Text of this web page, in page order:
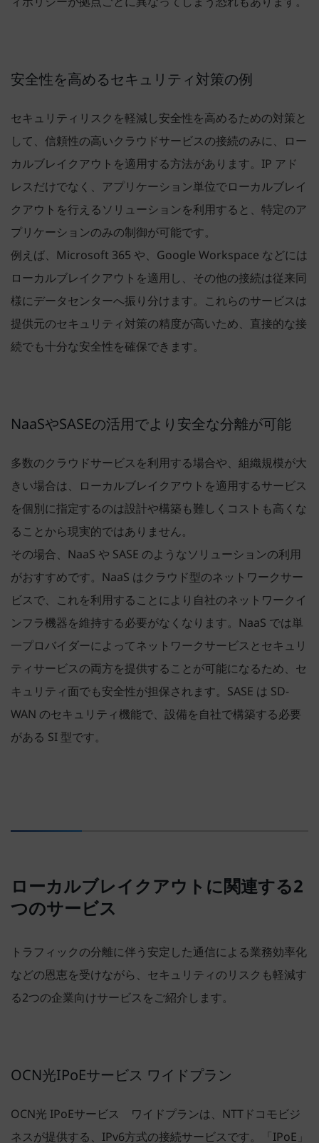
安全性を高めるセキュリティ対策の例
セキュリティリスクを軽減し安全性を高めるための対策と
して、信頼性の高いクラウドサービスの接続のみに、ロー
カルブレイクアウトを適用する方法があります。IP アド
レスだけでなく、アプリケーション単位でローカルブレイ
クアウトを行えるソリューションを利用すると、特定のア
プリケーションのみの制御が可能です。
例えば、Microsoft 365 や、Google Workspace などには
ローカルブレイクアウトを適用し、その他の接続は従来同
様にデータセンターへ振り分けます。これらのサービスは
提供元のセキュリティ対策の精度が高いため、直接的な接
続でも十分な安全性を確保できます。
NaaSやSASEの活用でより安全な分離が可能
多数のクラウドサービスを利用する場合や、組織規模が大
きい場合は、ローカルブレイクアウトを適用するサービス
を個別に指定するのは設計や構築も難しくコストも高くな
ることから現実的ではありません。
その場合、NaaS や SASE のようなソリューションの利用
がおすすめです。NaaS はクラウド型のネットワークサー
ビスで、これを利用することにより自社のネットワークイ
ンフラ機器を維持する必要がなくなります。NaaS では単
一プロバイダーによってネットワークサービスとセキュリ
ティサービスの両方を提供することが可能になるため、セ
キュリティ面でも安全性が担保されます。SASE は SD-
WAN のセキュリティ機能で、設備を自社で構築する必要
がある SI 型です。
ローカルブレイクアウトに関連する2
つのサービス
トラフィックの分離に伴う安定した通信による業務効率化
などの恩恵を受けながら、セキュリティのリスクも軽減す
る2つの企業向けサービスをご紹介します。
OCN光IPoEサービス ワイドプラン
OCN光 IPoEサービス ワイドプランは、NTTドコモビジ
ネスが提供する、IPv6方式の接続サービスです。「IPoE」